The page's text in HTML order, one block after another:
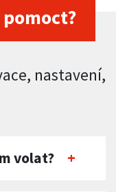
nastavení,
volat?